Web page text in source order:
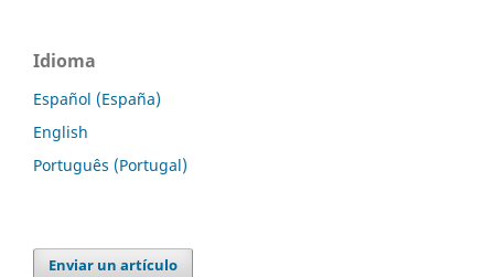
Idioma
Español (España)
English
Português (Portugal)
Enviar un artículo